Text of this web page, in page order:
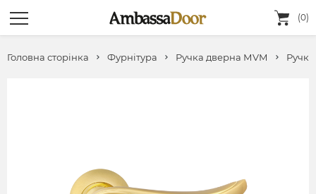
(0)
Головна сторінка Фурнітура Ручка дверна МVМ